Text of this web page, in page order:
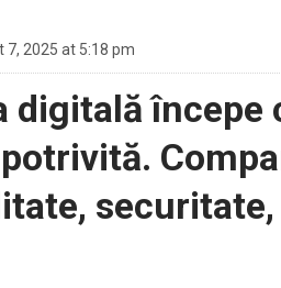
7, 2025 at 5:18 pm
digitală începe